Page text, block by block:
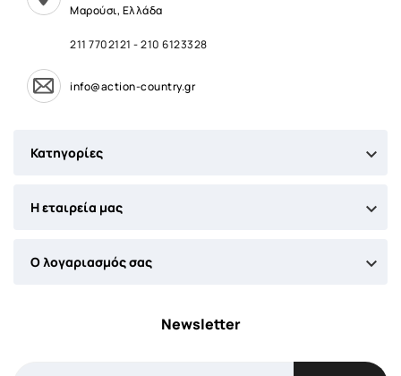
Μαρούσι, Ελλάδα
211 7702121 -210 6123328
info@action-country.gr
Κατηγορίες 
Η εταιρεία μας 
Ο λογαριασμός σας 
Newsletter